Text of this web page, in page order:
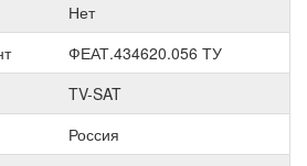
Нет
ФЕАТ.434620.056 ТУ
TV-SAT
Россия